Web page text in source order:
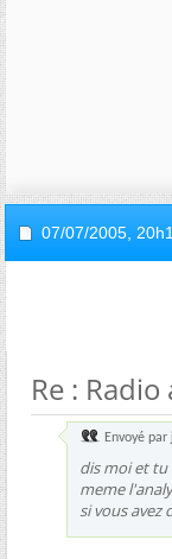
07/07/2005,
Re :
Envoyé par
dis moi et tu
meme
si vous avez